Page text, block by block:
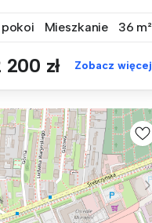
Mieszkanie 36 m²
200 zł Zobacz więcej